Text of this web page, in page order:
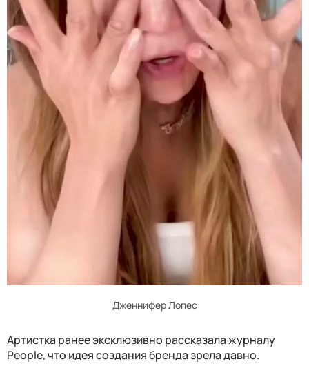
Дженнифер Лопес
Артистка ранее эксклюзивно рассказала журналу
People, что идея создания бренда зрела давно.